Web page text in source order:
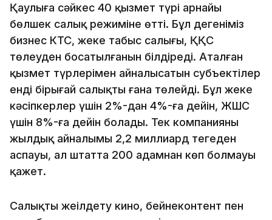
Қаулыға сәйкес 40 қызмет түрі арнайы
бөлшек салық режиміне өтті. Бұл дегеніміз
бизнес КТС, жеке табыс салығы, ҚҚС
төлеуден босатылғанын білдіреді. Аталған
қызмет түрлерімен айналысатын субъектілер
енді бірыңғай салықты ғана төлейді. Бұл жеке
кәсіпкерлер үшін 2%-дан 4%-ға дейін, ЖШС
үшін 8%-ға дейін болады. Тек компанияның
жылдық айналымы 2,2 миллиард теңгеден
аспауы, ал штатта 200 адамнан көп болмауы
қажет.
Салықты жеңілдету кино, бейнеконтент пен